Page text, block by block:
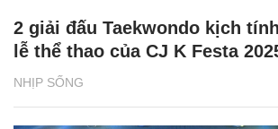
NHỊP SỐNG
2 giải đấu Taekwondo kịch
lễ thể thao của CJ K Festa